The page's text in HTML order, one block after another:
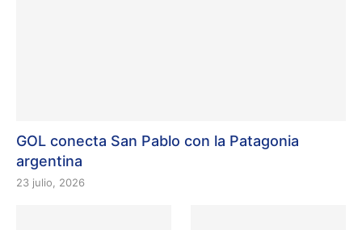
GOL conecta San Pablo con la Patagonia
argentina
23 julio, 2026